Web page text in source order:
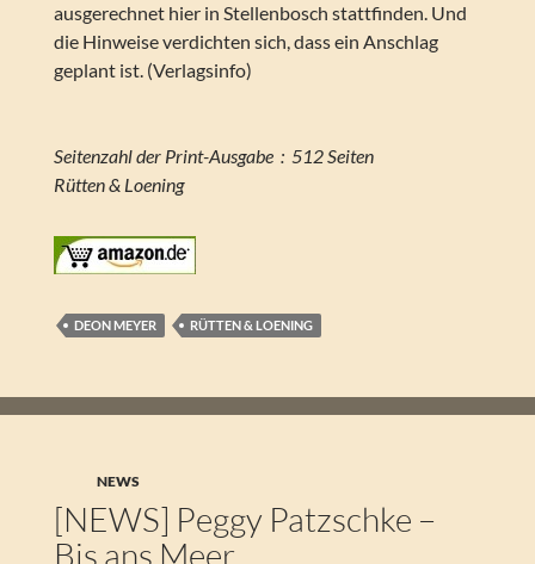
ausgerechnet hier in Stellenbosch stattfinden. Und
die Hinweise verdichten sich, dass ein Anschlag
geplant ist. (Verlagsinfo)
Seitenzahl der Print-Ausgabe ‏ : ‎ 512 Seiten
Rütten & Loening
DEON MEYER RÜTTEN & LOENING
NEWS
[NEWS] Peggy Patzschke –
Bis ans Meer